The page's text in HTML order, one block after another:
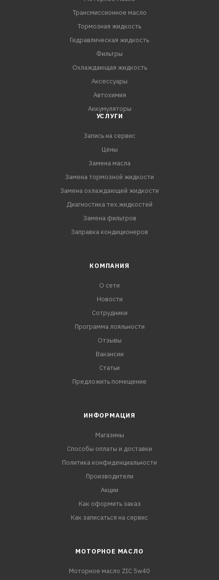
Моторное масло RAVENOL ECS EcoSynth SAE 0W-20
предназначено для современных мн
Трансмиссионное масло
Тормозная жидкость
Гидравлическая жидкость
Фильтры
Охлаждающая жидкость
Аксессуары
Автохимия
Аккумуляторы
УСЛУГИ
Запись на сервис
Цены
Замена масла
Замена тормозной жидкости
Замена охлаждающей жидкости
Диагностика тех.жидкостей
Замена фильтров
Заправка кондиционеров
КОМПАНИЯ
О сети
Новости
Сотрудники
Программа лояльности
Отзывы
Вакансии
Статьи
Предложить помещение
ИНФОРМАЦИЯ
Магазины
Способы оплаты и доставки
Политика конфиденциальности
Производители
Акции
Как оформить заказ
Как записаться на сервис
МОТОРНОЕ МАСЛО
Моторное масло ZIC 5w40